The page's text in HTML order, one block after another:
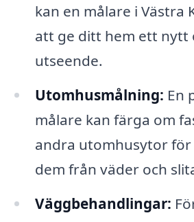
kan en målare i Västra
att ge ditt hem ett nytt
utseende.
Utomhusmålning: En
målare kan färga om
andra utomhusytor för
dem från väder och
Väggbehandlingar: